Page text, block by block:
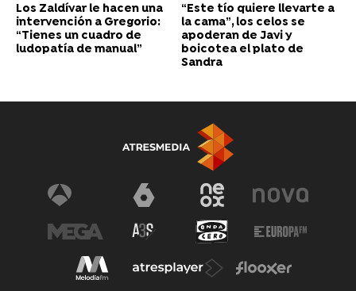
Los Zaldívar le hacen una
intervención a Gregorio:
“Tienes un cuadro de
ludopatía de manual”
“Este tío quiere llevarte a
la cama”, los celos se
apoderan de Javi y
boicotea el plato de
Sandra